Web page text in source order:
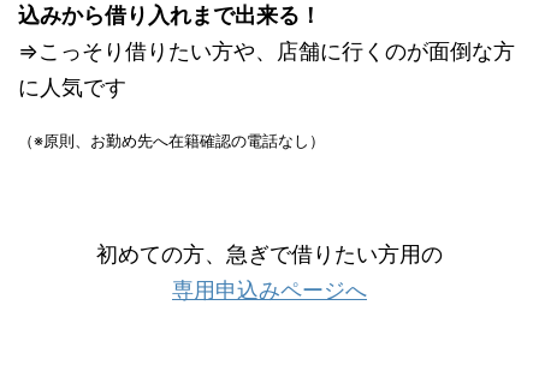
込みから借り入れまで出来る！
⇒こっそり借りたい方や、店舗に行くのが面倒な方
に人気です
（※原則、お勤め先へ在籍確認の電話なし）
初めての方、急ぎで借りたい方用の
専用申込みページへ